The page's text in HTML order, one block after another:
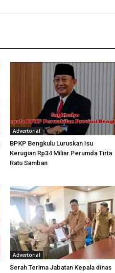
Advertorial
BPKP Bengkulu Luruskan Isu
Kerugian Rp34 Miliar Perumda Tirta
Ratu Samban
Advertorial
Serah Terima Jabatan Kepala dinas